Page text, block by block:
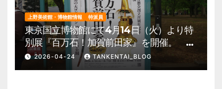
上野美術館・博物館情報 特派員
東京国立博物館にて4月14日（火）より特
別展『百万石！加賀前田家』を開催。 上
野公園 美術館・博物館 混雑情報他
2026-04-24 TANKENTAI_BLOG